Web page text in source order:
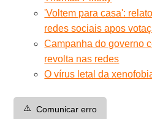
'Voltem para casa':
redes sociais apos
Campanha do governo
revolta nas redes
O vírus letal da
⚠️ Comunicar erro